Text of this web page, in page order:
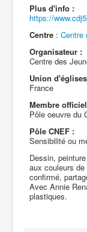
Plus d'info :
https://
Centre : Centre
Organisateur :
Centre des
Union
France
Membre
Pôle oeuvre du
Pôle CNEF :
Sensibilité ou
Dessin,
aux couleurs
confirmé,
Avec Annie
plastiques.